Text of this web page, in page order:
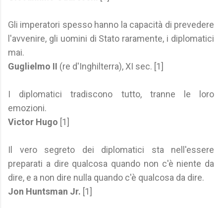
Gli imperatori spesso hanno la capacità di prevedere
l'avvenire, gli uomini di Stato raramente, i diplomatici
mai.
Guglielmo II (re d'Inghilterra), XI sec. [1]
I diplomatici tradiscono tutto, tranne le loro
emozioni.
Victor Hugo [1]
Il vero segreto dei diplomatici sta nell'essere
preparati a dire qualcosa quando non c'è niente da
dire, e a non dire nulla quando c'è qualcosa da dire.
Jon Huntsman Jr. [1]